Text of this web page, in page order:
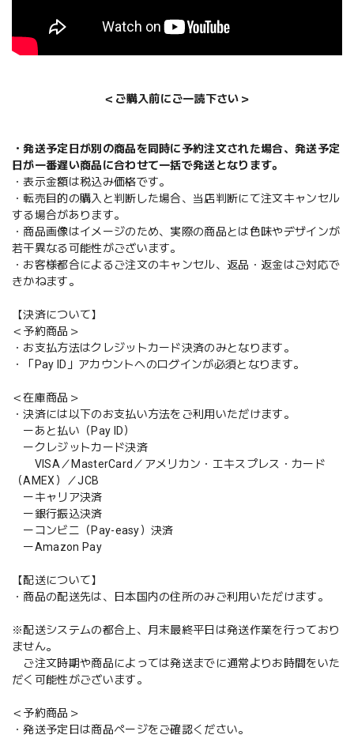
＜ご購入前にご一読下さい＞
・発送予定日が別の商品を同時に予約注文された場合、発送予定
日が一番遅い商品に合わせて一括で発送となります。
・表示金額は税込み価格です。
・転売目的の購入と判断した場合、当店判断にて注文キャンセル
する場合があります。
・商品画像はイメージのため、実際の商品とは色味やデザインが
若干異なる可能性がございます。
・お客様都合によるご注文のキャンセル、返品・返金はご対応で
きかねます。
【決済について】
＜予約商品＞
・お支払方法はクレジットカード決済のみとなります。
・「Pay ID」アカウントへのログインが必須となります。
＜在庫商品＞
・決済には以下のお支払い方法をご利用いただけます。
ーあと払い（Pay ID）
ークレジットカード決済
VISA／MasterCard／アメリカン・エキスプレス・カード
（AMEX）／JCB
ーキャリア決済
ー銀行振込決済
ーコンビニ（Pay-easy）決済
ーAmazon Pay
【配送について】
・商品の配送先は、日本国内の住所のみご利用いただけます。
※配送システムの都合上、月末最終平日は発送作業を行っており
ません。
ご注文時期や商品によっては発送までに通常よりお時間をいた
だく可能性がございます。
＜予約商品＞
・発送予定日は商品ページをご確認ください。